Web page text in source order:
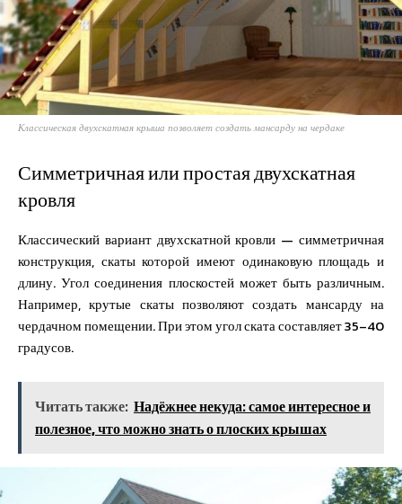
Классическая двухскатная крыша позволяет создать мансарду на чердаке
Симметричная или простая двухскатная
кровля
Классический вариант двухскатной кровли — симметричная
конструкция, скаты которой имеют одинаковую площадь и
длину. Угол соединения плоскостей может быть различным.
Например, крутые скаты позволяют создать мансарду на
чердачном помещении. При этом угол ската составляет 35–40
градусов.
Читать также: Надёжнее некуда: самое интересное и
полезное, что можно знать о плоских крышах